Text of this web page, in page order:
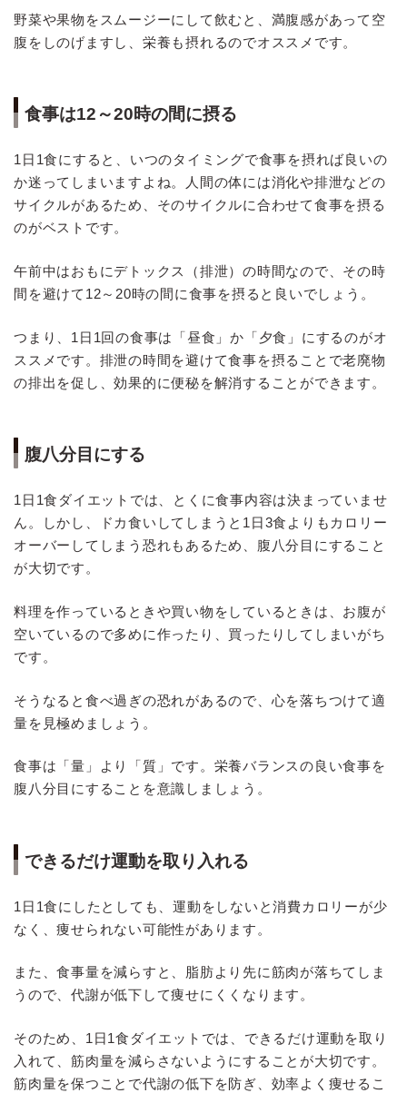
野菜や果物をスムージーにして飲むと、満腹感があって空
腹をしのげますし、栄養も摂れるのでオススメです。
食事は12～20時の間に摂る
1日1食にすると、いつのタイミングで食事を摂れば良いの
か迷ってしまいますよね。人間の体には消化や排泄などの
サイクルがあるため、そのサイクルに合わせて食事を摂る
のがベストです。
午前中はおもにデトックス（排泄）の時間なので、その時
間を避けて12～20時の間に食事を摂ると良いでしょう。
つまり、1日1回の食事は「昼食」か「夕食」にするのがオ
ススメです。排泄の時間を避けて食事を摂ることで老廃物
の排出を促し、効果的に便秘を解消することができます。
腹八分目にする
1日1食ダイエットでは、とくに食事内容は決まっていませ
ん。しかし、ドカ食いしてしまうと1日3食よりもカロリー
オーバーしてしまう恐れもあるため、腹八分目にすること
が大切です。
料理を作っているときや買い物をしているときは、お腹が
空いているので多めに作ったり、買ったりしてしまいがち
です。
そうなると食べ過ぎの恐れがあるので、心を落ちつけて適
量を見極めましょう。
食事は「量」より「質」です。栄養バランスの良い食事を
腹八分目にすることを意識しましょう。
できるだけ運動を取り入れる
1日1食にしたとしても、運動をしないと消費カロリーが少
なく、痩せられない可能性があります。
また、食事量を減らすと、脂肪より先に筋肉が落ちてしま
うので、代謝が低下して痩せにくくなります。
そのため、1日1食ダイエットでは、できるだけ運動を取り
入れて、筋肉量を減らさないようにすることが大切です。
筋肉量を保つことで代謝の低下を防ぎ、効率よく痩せるこ